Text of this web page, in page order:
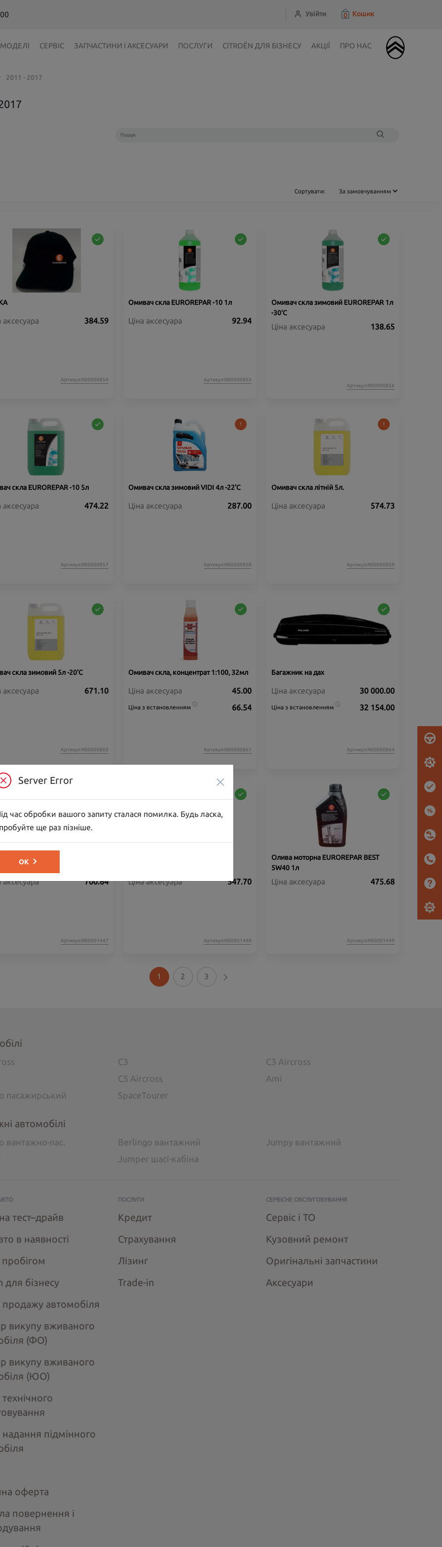
Увійти 0 Кошик
МОДЕЛІ СЕРВІС ЗАПЧАСТИНИ І АКСЕСУАРИ ПОСЛУГИ CITROЁN ДЛЯ БІЗНЕСУ АКЦІЇ ПРО НАС
2011 - 2017
Сортувати:
аксесуара 384.59
Артикул:N00000854
Омивач скла EUROREPAR -10 1л
Ціна аксесуара 92.94
Артикул:N00000855
Омивач скла зимовий EUROREPAR 1л
-30'C
Ціна аксесуара 138.65
Артикул:N00000856
скла EUROREPAR -10 5л
аксесуара 474.22
Артикул:N00000857
Омивач скла зимовий VIDI 4л -22'C
Ціна аксесуара 287.00
Артикул:N00000858
Омивач скла літній 5л.
Ціна аксесуара 574.73
Артикул:N00000859
скла зимовий 5л -20'C
аксесуара 671.10
Артикул:N00000860
Омивач скла, концентрат 1:100, 32мл
Ціна аксесуара 45.00
Ціна з встановленням 66.54
Артикул:N00000861
Багажник на дах
Ціна аксесуара 30 000.00
Ціна з встановленням 32 154.00
Артикул:N00000864
моторна EUROREPAR 0W30 C2
аксесуара 700.64
Артикул:N00001447
Ціна аксесуара 547.70
Артикул:N00001448
Олива моторна EUROREPAR BEST
5W40 1л
Ціна аксесуара 475.68
Артикул:N00001449
1 2 3
C3
C3 Aircross
C5 Aircross
Ami
пасажирський
SpaceTourer
автомобілі
вантажно-пас. Berlingo вантажний
Jumpy вантажний
Jumper шасі-кабіна
тест–драйв
в наявності
для бізнесу
автомобіля
викупу вживаного
(ФО)
викупу вживаного
(ЮО)
підмінного
оферта
повернення і
ПОСЛУГИ
Кредит
Страхування
Лізинг
Trade-in
СЕРВІСНЕ ОБСЛУГОВУВАННЯ
Сервіс і ТО
Кузовний ремонт
Оригінальні запчастини
Аксесуари
Server Error ×
час обробки вашого запиту сталася помилка. Будь ласка,
ще раз пізніше.
ОК